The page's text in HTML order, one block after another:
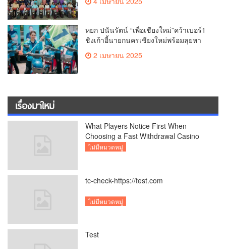
สูงสุด 50% กระตุ้นการเดินทางนักท่อง
2,132 ล้านบาท
หยก ปนันรัตน์ “เพื่อเชียงใหม่”คว้าเบอร์1
ชิงเก้าอี้นายกนครเชียงใหม่พร้อมลุยหา
เสียงเต็มที่
2 เมษายน 2025
เรื่องมาใหม่
What Players Notice First When
Choosing a Fast Withdrawal Casino
UK
ไม่มีหมวดหมู่
tc-check-https://test.com
ไม่มีหมวดหมู่
Test